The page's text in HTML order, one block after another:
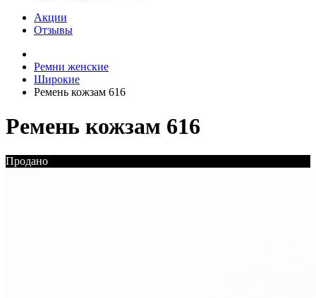
Акции
Отзывы
Ремни женские
Широкие
Ремень кожзам 616
Ремень кожзам 616
Продано